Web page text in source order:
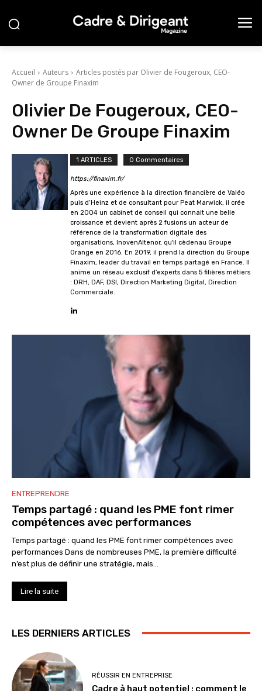
Accueil Auteurs
Articles postés par Olivier de Fougeroux, CEO-
Owner de Groupe Finaxim
Olivier De Fougeroux, CEO-
Owner De Groupe Finaxim
1 ARTICLES 0 Commentaires
https://finaxim.fr/
Après une expérience à la direction financière de Valéo
puis d’Heinz et de consultant pour Peat Marwick, il crée
en 2004 un cabinet de conseil qui connait une belle
croissance et devient après 2 fusions un acteur de
référence de la transformation digitale des
organisations, InovenAltenor, qu'il cèdenau Groupe
Orange en 2016. En 2019, il prend la direction du Groupe
Finaxim, leader du travail en temps partagé en France. Il
anime un réseau exclusif d’experts dans 5 filières métiers
: DRH, DAF, DSI, Direction Marketing Digital, Direction
Commerciale.
ENTREPRENDRE
Temps partagé : quand les PME font rimer
compétences avec performances
Temps partagé : quand les PME font rimer compétences avec
performances Dans de nombreuses PME, la première difficulté
n’est plus de définir une stratégie, mais...
Lire la suite
LES DERNIERS ARTICLES
RÉUSSIR EN ENTREPRISE
Cadre à haut potentiel : comment le